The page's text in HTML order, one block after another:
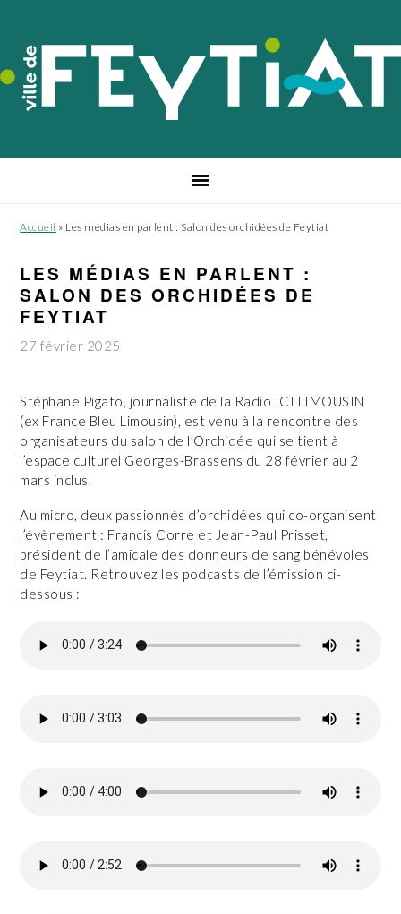
navigation
principale
contenu
principal
pied
de
page
Accueil » Les médias en parlent : Salon des orchidées de Feytiat
LES MÉDIAS EN PARLENT :
SALON DES ORCHIDÉES DE
FEYTIAT
27 février 2025
Stéphane Pigato, journaliste de la Radio ICI LIMOUSIN
(ex France Bleu Limousin), est venu à la rencontre des
organisateurs du salon de l’Orchidée qui se tient à
l’espace culturel Georges-Brassens du 28 février au 2
mars inclus.
Au micro, deux passionnés d’orchidées qui co-organisent
l’évènement : Francis Corre et Jean-Paul Prisset,
président de l’amicale des donneurs de sang bénévoles
de Feytiat. Retrouvez les podcasts de l’émission ci-
dessous :